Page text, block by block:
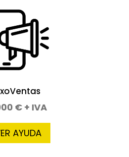
€ + IVA
AYUDA